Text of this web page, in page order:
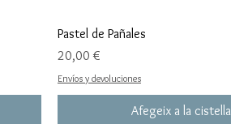
Pastel de Pañales
Preu
20,00 €
Envíos y devoluciones
Afegeix a la cistella